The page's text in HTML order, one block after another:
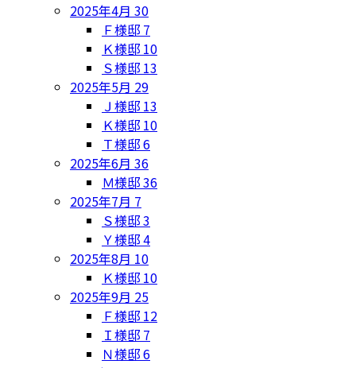
2025年4月 30
Ｆ様邸 7
Ｋ様邸 10
Ｓ様邸 13
2025年5月 29
Ｊ様邸 13
Ｋ様邸 10
Ｔ様邸6
2025年6月 36
Ｍ様邸36
2025年7月 7
Ｓ様邸3
Ｙ様邸4
2025年8月 10
Ｋ様邸 10
2025年9月 25
Ｆ様邸 12
Ｉ様邸 7
Ｎ様邸6